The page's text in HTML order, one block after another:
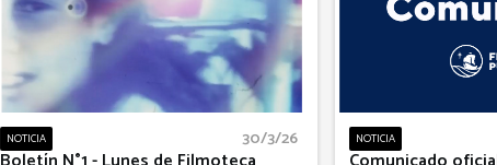
NOTICIA 30/3/26 NOTICIA